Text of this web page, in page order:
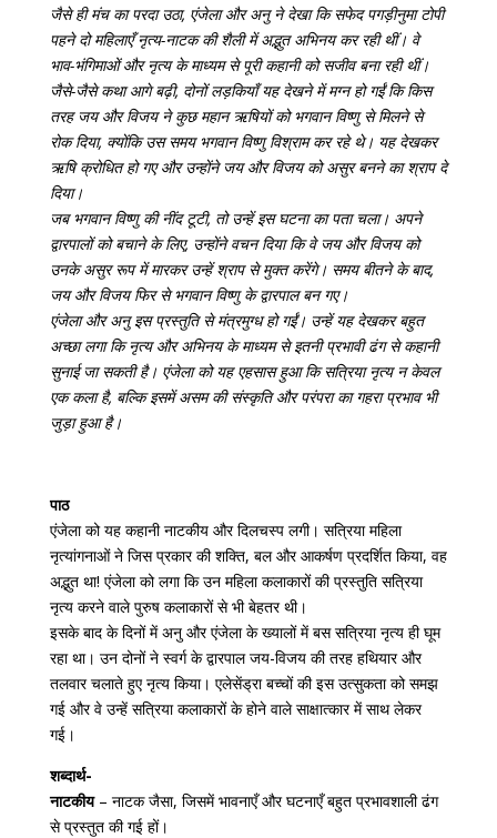
जैसे ही मंच का परदा उठा, एंजेला और अनु ने देखा कि सफेद पगड़ीनुमा टोपी
पहने दो महिलाएँ नृत्य-नाटक की शैली में अद्भुत अभिनय कर रही थीं। वे
भाव-भंगिमाओं और नृत्य के माध्यम से पूरी कहानी को सजीव बना रही थीं।
जैसे-जैसे कथा आगे बढ़ी, दोनों लड़कियाँ यह देखने में मग्न हो गईं कि किस
तरह जय और विजय ने कुछ महान ऋषियों को भगवान विष्णु से मिलने से
रोक दिया, क्योंकि उस समय भगवान विष्णु विश्राम कर रहे थे। यह देखकर
ऋषि क्रोधित हो गए और उन्होंने जय और विजय को असुर बनने का श्राप दे
दिया।
जब भगवान विष्णु की नींद टूटी, तो उन्हें इस घटना का पता चला। अपने
द्वारपालों को बचाने के लिए, उन्होंने वचन दिया कि वे जय और विजय को
उनके असुर रूप में मारकर उन्हें श्राप से मुक्त करेंगे। समय बीतने के बाद,
जय और विजय फिर से भगवान विष्णु के द्वारपाल बन गए।
एंजेला और अनु इस प्रस्तुति से मंत्रमुग्ध हो गईं। उन्हें यह देखकर बहुत
अच्छा लगा कि नृत्य और अभिनय के माध्यम से इतनी प्रभावी ढंग से कहानी
सुनाई जा सकती है। एंजेला को यह एहसास हुआ कि सत्रिया नृत्य न केवल
एक कला है, बल्कि इसमें असम की संस्कृति और परंपरा का गहरा प्रभाव भी
जुड़ा हुआ है।
पाठ
एंजेला को यह कहानी नाटकीय और दिलचस्प लगी। सत्रिया महिला
नृत्यांगनाओं ने जिस प्रकार की शक्ति, बल और आकर्षण प्रदर्शित किया, वह
अद्भुत था! एंजेला को लगा कि उन महिला कलाकारों की प्रस्तुति सत्रिया
नृत्य करने वाले पुरुष कलाकारों से भी बेहतर थी।
इसके बाद के दिनों में अनु और एंजेला के ख्यालों में बस सत्रिया नृत्य ही घूम
रहा था। उन दोनों ने स्वर्ग के द्वारपाल जय-विजय की तरह हथियार और
तलवार चलाते हुए नृत्य किया। एलेसेंड्रा बच्चों की इस उत्सुकता को समझ
गई और वे उन्हें सत्रिया कलाकारों के होने वाले साक्षात्कार में साथ लेकर
गई।
शब्दार्थ-
नाटकीय– नाटक जैसा, जिसमें भावनाएँ और घटनाएँ बहुत प्रभावशाली ढंग
से प्रस्तुत की गई हों।